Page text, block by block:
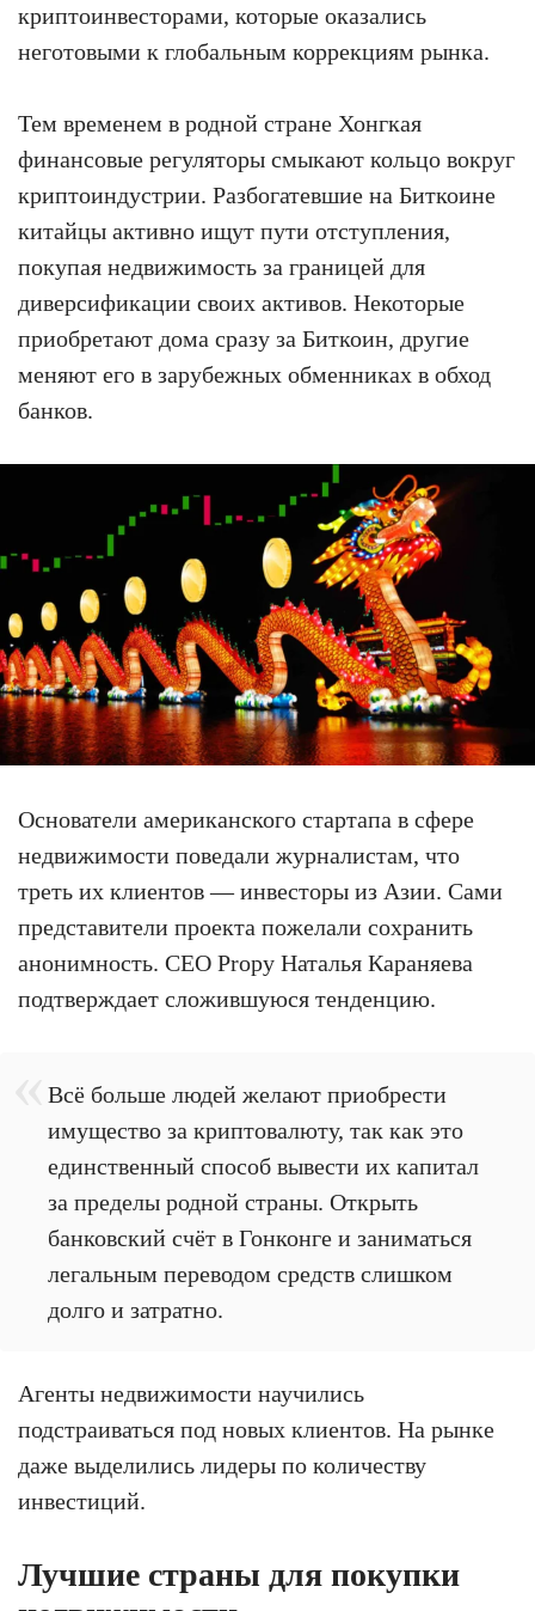
криптоинвесторами, которые оказались
неготовыми к глобальным коррекциям рынка.
Тем временем в родной стране Хонгкая
финансовые регуляторы смыкают кольцо вокруг
криптоиндустрии. Разбогатевшие на Биткоине
китайцы активно ищут пути отступления,
покупая недвижимость за границей для
диверсификации своих активов. Некоторые
приобретают дома сразу за Биткоин, другие
меняют его в зарубежных обменниках в обход
банков.
Основатели американского стартапа в сфере
недвижимости поведали журналистам, что
треть их клиентов — инвесторы из Азии. Сами
представители проекта пожелали сохранить
анонимность. CEO Propy Наталья Караняева
подтверждает сложившуюся тенденцию.
Всё больше людей желают приобрести
имущество за криптовалюту, так как это
единственный способ вывести их капитал
за пределы родной страны. Открыть
банковский счёт в Гонконге и заниматься
легальным переводом средств слишком
долго и затратно.
Агенты недвижимости научились
подстраиваться под новых клиентов. На рынке
даже выделились лидеры по количеству
инвестиций.
Лучшие страны для покупки